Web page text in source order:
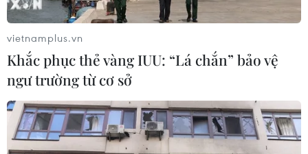
* Theo tờ Mundo Deportivo, Barcelona sẵn sàng
chi ra số tiền lên đến 35 triệu eurođể trả cho
Chelsea trong thương vụ David Luiz.
Đây là mức
giá cao hơn 10 triệu euro so với lời đề nghị 25
triệu euro màhọ đưa ra trước đó cho The Bleus.
Tuy nhiên, mức giá này khó mà thành công bởi
Chelsea sẽ chỉ "nhả" DavidLuiz nếu như họ
nhận được 40 triệu euro.
vietnamplus.vn
Khắc phục thẻ vàng IUU: “Lá chắn” bảo vệ
ngư trường từ cơ sở